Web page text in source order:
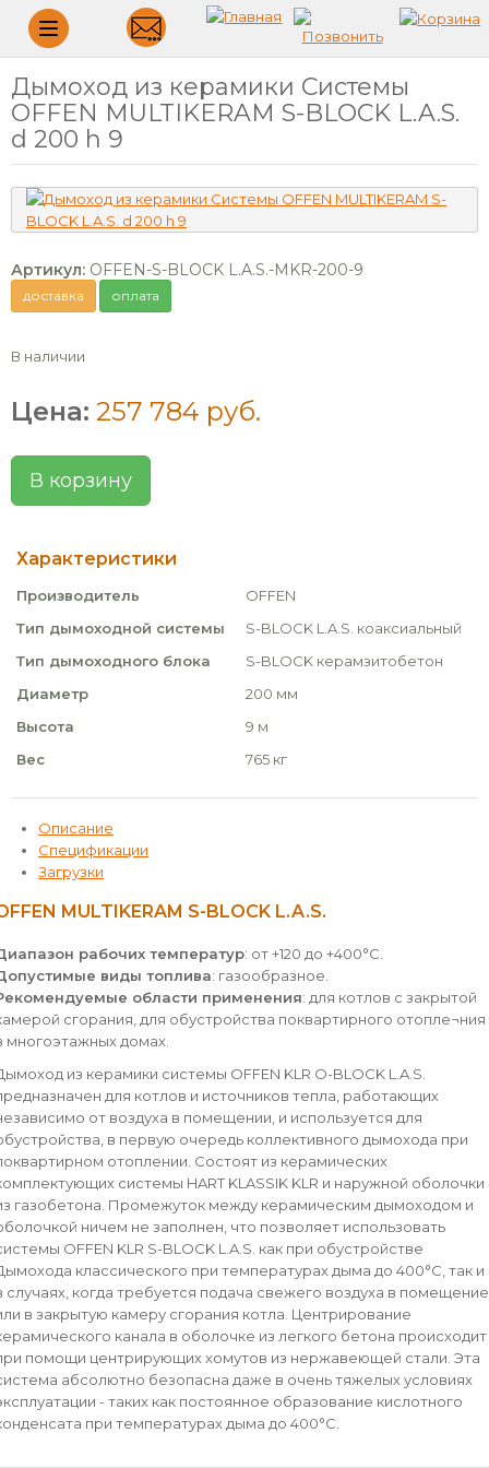
Меню
Дымоход из керамики Системы
OFFEN MULTIKERAM S-BLOCK L.A.S.
d 200 h 9
Артикул: OFFEN-S-BLOCK L.A.S.-MKR-200-9
доставка оплата
В наличии
Цена: 257 784 руб.
В корзину
Характеристики
Производитель
OFFEN
Тип дымоходной системы
S-BLOCK L.A.S. коаксиальный
Тип дымоходного блока
S-BLOCK керамзитобетон
Диаметр
200 мм
Высота
9 м
Вес
765 кг
Описание
Спецификации
Загрузки
MULTIKERAM S-BLOCK L.A.S.
рабочих температур: от +120 до +400°С.
виды топлива: газообразное.
области применения: для котлов с закрытой
сгорания, для обустройства поквартирного отопле¬ния
многоэтажных домах.
из керамики системы OFFEN KLR O-BLOCK L.A.S.
для котлов и источников тепла, работающих
от воздуха в помещении, и используется для
в первую очередь коллективного дымохода при
отоплении. Состоят из керамических
системы HART KLASSIK KLR и наружной оболочки
газобетона. Промежуток между керамическим дымоходом и
ничем не заполнен, что позволяет использовать
OFFEN KLR S-BLOCK L.A.S. как при обустройстве
классического при температурах дыма до 400°С, так и
случаях, когда требуется подача свежего воздуха в помещение
в закрытую камеру сгорания котла. Центрирование
канала в оболочке из легкого бетона происходит
помощи центрирующих хомутов из нержавеющей стали. Эта
абсолютно безопасна даже в очень тяжелых условиях
- таких как постоянное образование кислотного
при температурах дыма до 400°С.